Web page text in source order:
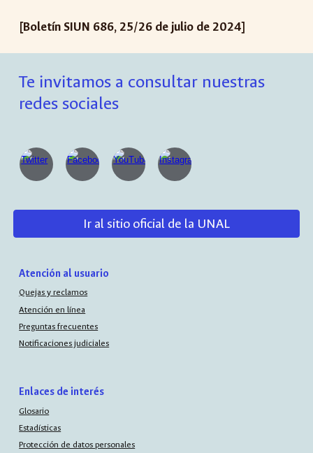
[Boletín SIUN 686, 25/26 de julio de 2024]
Te invitamos a consultar nuestras
redes sociales
Ir al sitio oficial de la UNAL
Atención al usuario
Quejas y reclamos
Atención en línea
Preguntas frecuentes
Notificaciones judiciales
Enlaces de interés
Glosario
Estadísticas
Protección de datos personales